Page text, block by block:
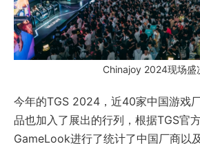
Chinajoy 2024现场盛
今年的TGS 2024，近40家中国游戏
品也加入了展出的行列，根据TGS官
GameLook进行了统计了中国厂商以